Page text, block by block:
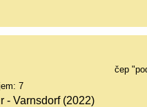
čep
7
- Varnsdorf (2022)